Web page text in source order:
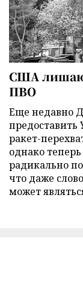
США
ПВО
Еще недавно
предоставить
ракет-
однако
радикально
что даже
может